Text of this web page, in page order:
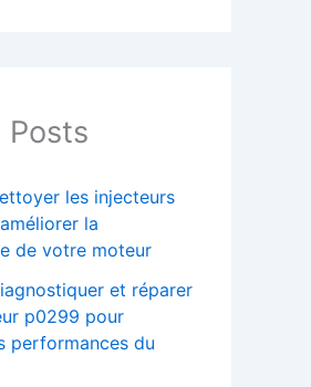
Posts
les injecteurs
la
de votre moteur
et réparer
p0299 pour
performances du